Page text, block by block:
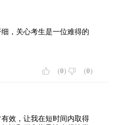
，关心考生是一位难得的
(0) (0)
效，让我在短时间内取得